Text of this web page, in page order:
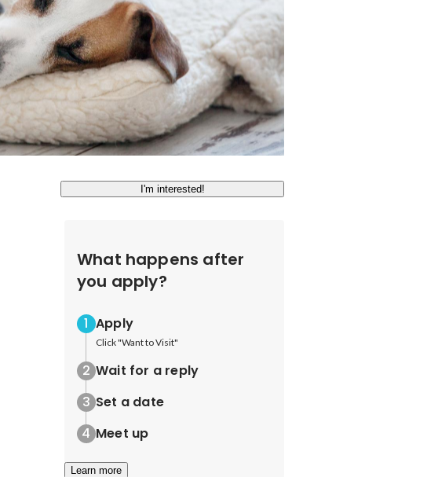
I'm interested!
What happens after
you apply?
Apply
Click "Want to Visit"
Wait for a reply
Set a date
Meet up
Learn more